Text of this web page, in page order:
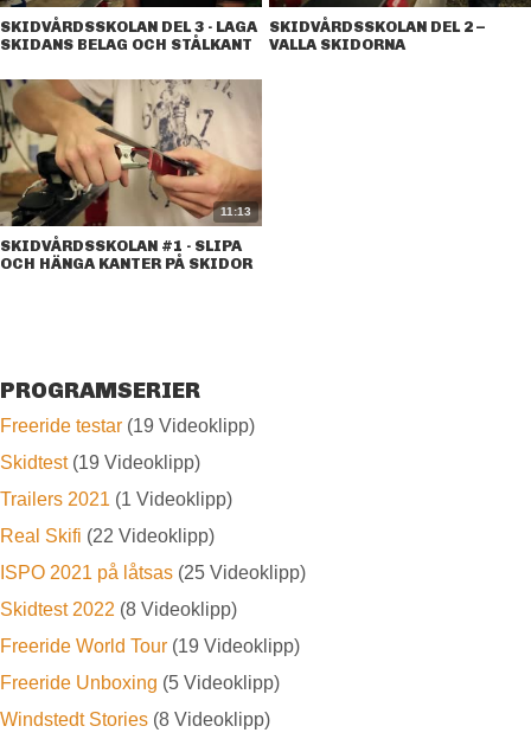
SKIDVÅRDSSKOLAN DEL 3 - LAGA
SKIDANS BELAG OCH STÅLKANT
SKIDVÅRDSSKOLAN DEL 2 –
VALLA SKIDORNA
11:13
SKIDVÅRDSSKOLAN #1 - SLIPA
OCH HÄNGA KANTER PÅ SKIDOR
PROGRAMSERIER
Freeride testar (19 Videoklipp)
Skidtest(19 Videoklipp)
Trailers 2021 (1 Videoklipp)
Real Skifi (22 Videoklipp)
ISPO 2021 på låtsas (25 Videoklipp)
Skidtest 2022 (8 Videoklipp)
Freeride World Tour (19 Videoklipp)
Freeride Unboxing (5 Videoklipp)
Windstedt Stories (8 Videoklipp)